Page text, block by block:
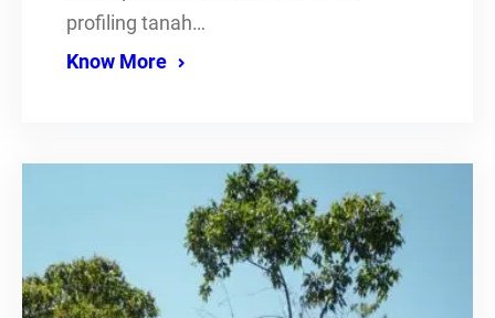
profiling tanah…
Know More